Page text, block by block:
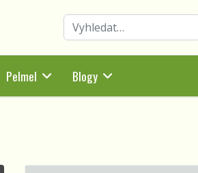
Hledat
Pelmel Blogy